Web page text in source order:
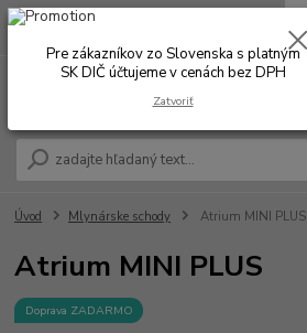
0902 180 499
Úvod Mlynárske schody Atrium MINI PLUS
Atrium MINI PLUS
Doprava ZADARMO
Pre zákazníkov zo Slovenska s platným
SK DIČ účtujeme v cenách bez DPH
Zatvoriť